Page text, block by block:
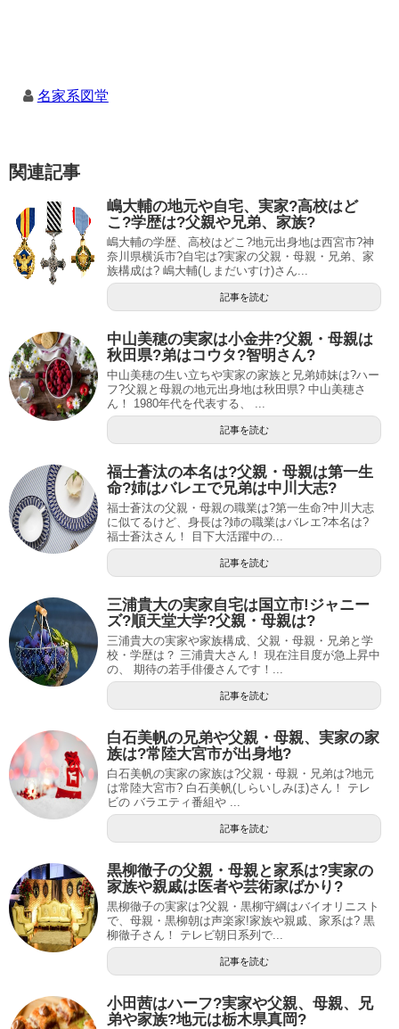
名家系図堂
関連記事
嶋大輔の地元や自宅、実家?高校はど
こ?学歴は?父親や兄弟、家族?
嶋大輔の学歴、高校はどこ?地元出身地は西宮市?神
奈川県横浜市?自宅は?実家の父親・母親・兄弟、家
族構成は? 嶋大輔(しまだいすけ)さん...
記事を読む
中山美穂の実家は小金井?父親・母親は
秋田県?弟はコウタ?智明さん?
中山美穂の生い立ちや実家の家族と兄弟姉妹は?ハー
フ?父親と母親の地元出身地は秋田県? 中山美穂さ
ん！ 1980年代を代表する、 ...
記事を読む
福士蒼汰の本名は?父親・母親は第一生
命?姉はバレエで兄弟は中川大志?
福士蒼汰の父親・母親の職業は?第一生命?中川大志
に似てるけど、身長は?姉の職業はバレエ?本名は?
福士蒼汰さん！ 目下大活躍中の...
記事を読む
三浦貴大の実家自宅は国立市!ジャニー
ズ?順天堂大学?父親・母親は?
三浦貴大の実家や家族構成、父親・母親・兄弟と学
校・学歴は？ 三浦貴大さん！ 現在注目度が急上昇中
の、 期待の若手俳優さんです！...
記事を読む
白石美帆の兄弟や父親・母親、実家の家
族は?常陸大宮市が出身地?
白石美帆の実家の家族は?父親・母親・兄弟は?地元
は常陸大宮市? 白石美帆(しらいしみほ)さん！ テレ
ビの バラエティ番組や ...
記事を読む
黒柳徹子の父親・母親と家系は?実家の
家族や親戚は医者や芸術家ばかり?
黒柳徹子の実家は?父親・黒柳守綱はバイオリニスト
で、母親・黒柳朝は声楽家!家族や親戚、家系は? 黒
柳徹子さん！ テレビ朝日系列で...
記事を読む
小田茜はハーフ?実家や父親、母親、兄
弟や家族?地元は栃木県真岡?